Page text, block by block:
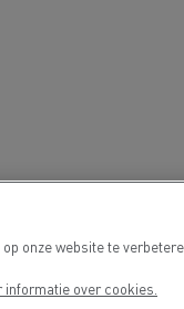
onze website te
informatie over cookies.